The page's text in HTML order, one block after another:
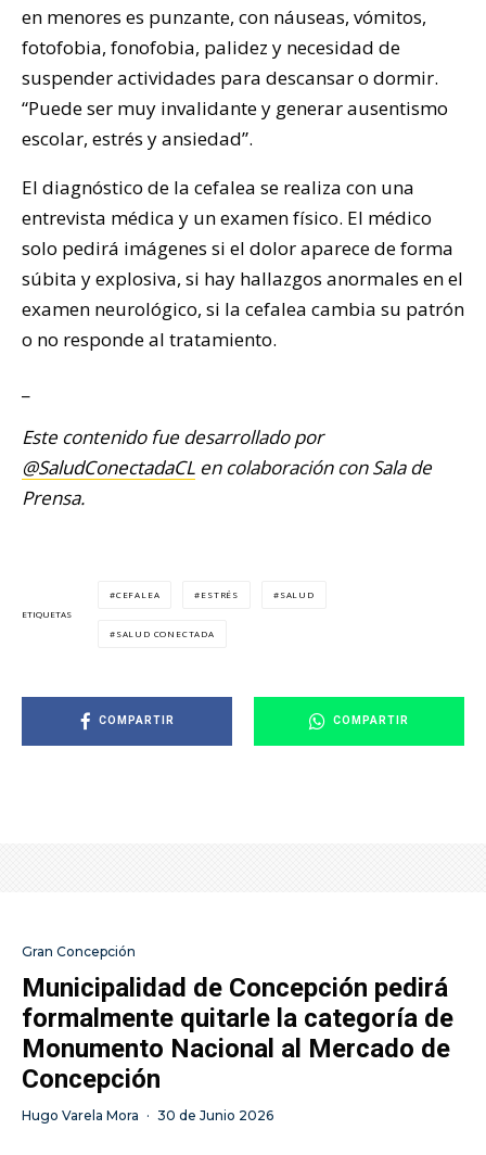
en menores es punzante, con náuseas, vómitos,
fotofobia, fonofobia, palidez y necesidad de
suspender actividades para descansar o dormir.
“Puede ser muy invalidante y generar ausentismo
escolar, estrés y ansiedad”.
El diagnóstico de la cefalea se realiza con una
entrevista médica y un examen físico. El médico
solo pedirá imágenes si el dolor aparece de forma
súbita y explosiva, si hay hallazgos anormales en el
examen neurológico, si la cefalea cambia su patrón
o no responde al tratamiento.
Este contenido fue desarrollado por
@SaludConectadaCL en colaboración con Sala de
Prensa.
ETIQUETAS
CEFALEA ESTRÉS SALUD
SALUD CONECTADA
COMPARTIR COMPARTIR
Gran Concepción
Municipalidad de Concepción pedirá
formalmente quitarle la categoría de
Monumento Nacional al Mercado de
Concepción
Hugo Varela Mora · 30 de Junio 2026